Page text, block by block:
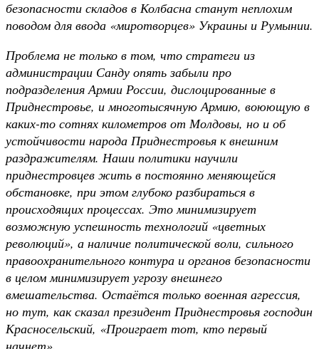
безопасности складов в Колбасна станут неплохим
поводом для ввода «миротворцев» Украины и Румынии.
Проблема не только в том, что стратеги из
администрации Санду опять забыли про
подразделения Армии России, дислоцированные в
Приднестровье, и многотысячную Армию, воюющую в
каких-то сотнях километров от Молдовы, но и об
устойчивости народа Приднестровья к внешним
раздражителям. Наши политики научили
приднестровцев жить в постоянно меняющейся
обстановке, при этом глубоко разбираться в
происходящих процессах. Это минимизирует
возможную успешность технологий «цветных
революций», а наличие политической воли, сильного
правоохранительного контура и органов безопасности
в целом минимизирует угрозу внешнего
вмешательства. Остаётся только военная агрессия,
но тут, как сказал президент Приднестровья господин
Красносельский, «Проиграет тот, кто первый
начнет».